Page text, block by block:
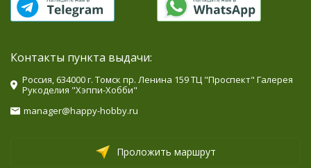
Контакты пункта выдачи:
Россия, 634000 г. Томск пр. Ленина 159 ТЦ "Проспект" Галерея
Рукоделия "Хэппи-Хобби"
manager@happy-hobby.ru
Проложить маршрут